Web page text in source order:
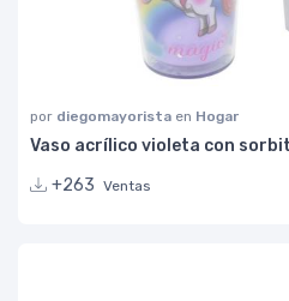
por diegomayorista en Hogar
Vaso acrílico violeta con
+263 Ventas